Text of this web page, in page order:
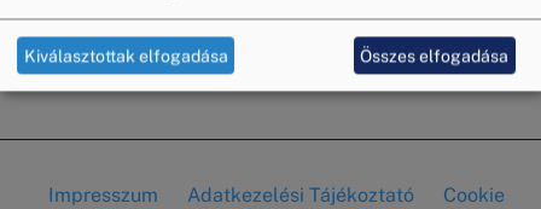
Tovább(Mérőórát
kell
cserélni?
Tudja
Feliratkozás a következőre: fűtés
Impresszum Adatkezelési Tájékoztató Cookie
Kiválasztottak elfogadása Összes elfogadása